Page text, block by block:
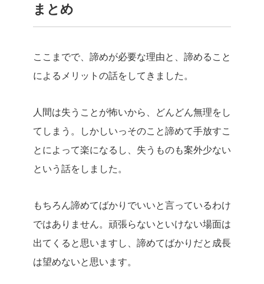
まとめ
ここまでで、諦めが必要な理由と、諦めること
によるメリットの話をしてきました。
人間は失うことが怖いから、どんどん無理をし
てしまう。しかしいっそのこと諦めて手放すこ
とによって楽になるし、失うものも案外少ない
という話をしました。
もちろん諦めてばかりでいいと言っているわけ
ではありません。頑張らないといけない場面は
出てくると思いますし、諦めてばかりだと成長
は望めないと思います。